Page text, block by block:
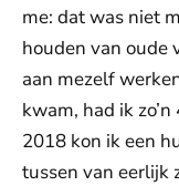
me: dat was niet
houden van oude
aan mezelf
kwam, had ik
2018 kon ik een
tussen van eerlijk